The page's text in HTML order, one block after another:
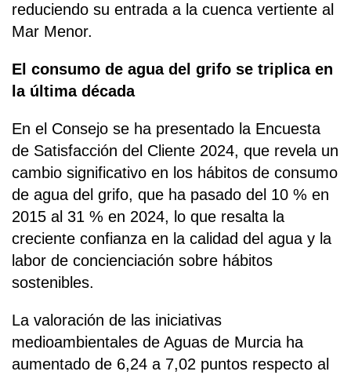
reduciendo su entrada a la cuenca vertiente al
Mar Menor.
El consumo de agua del grifo se triplica en
la última década
En el Consejo se ha presentado la Encuesta
de Satisfacción del Cliente 2024, que revela un
cambio significativo en los hábitos de consumo
de agua del grifo, que ha pasado del 10 % en
2015 al 31 % en 2024, lo que resalta la
creciente confianza en la calidad del agua y la
labor de concienciación sobre hábitos
sostenibles.
La valoración de las iniciativas
medioambientales de Aguas de Murcia ha
aumentado de 6,24 a 7,02 puntos respecto al